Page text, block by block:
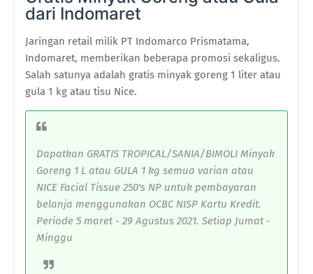
dari Indomaret
Jaringan retail milik PT Indomarco Prismatama,
Indomaret, memberikan beberapa promosi sekaligus.
Salah satunya adalah gratis minyak goreng 1 liter atau
gula 1 kg atau tisu Nice.
Dapatkan GRATIS TROPICAL/SANIA/BIMOLI Minyak
Goreng 1 L atau GULA 1 kg semua varian atau
NICE Facial Tissue 250's NP untuk pembayaran
belanja menggunakan OCBC NISP Kartu Kredit.
Periode 5 maret - 29 Agustus 2021. Setiap Jumat -
Minggu